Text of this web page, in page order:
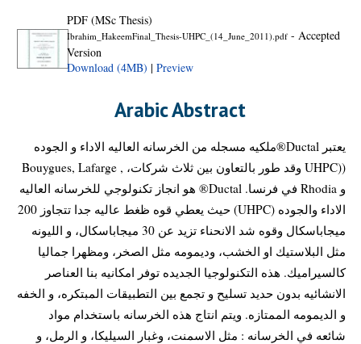
PDF (MSc Thesis)
Ibrahim_HakeemFinal_Thesis-UHPC_(14_June_2011).pdf - Accepted
Version
Download (4MB) |Preview
Arabic Abstract
يعتبر Ductal®ملكيه مسجله من الخرسانه العاليه الاداء و الجوده
((UHPC وقد طور بالتعاون بين ثلاث شركات، , Bouygues, Lafarge
و Rhodia في فرنسا. Ductal® هو انجاز تكنولوجي للخرسانه العاليه
الاداء والجوده (UHPC) حيث يعطي قوه ظغط عاليه جدا تتجاوز 200
ميجاباسكال وقوه شد الانحناء تزيد عن 30 ميجاباسكال، و الليونه
مثل البلاستيك او الخشب، وديمومه مثل الصخر، ومظهرا جماليا
كالسيراميك. هذه التكنولوجيا الجديده توفر امكانيه بنا العناصر
الانشائيه بدون حديد تسليح و تجمع بين التطبيقات المبتكره، و الخفه
و الديمومه الممتازه. ويتم انتاج هذه الخرسانه باستخدام مواد
شائعه في الخرسانه : مثل الاسمنت، وغبار السيليكا، و الرمل، و